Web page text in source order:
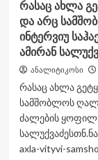
გიორგი
2007
წლიდან
ომისაკენ
ინტერვიუ
საჰაერო
ძალების
ყოფილ
ამირან
რასაც ახლა
და არც
ინტერვიუ
ამირან
ანალიტიკოსი
რასაც ახლა
სამშობლოს
ძალების
axla-vityvi-